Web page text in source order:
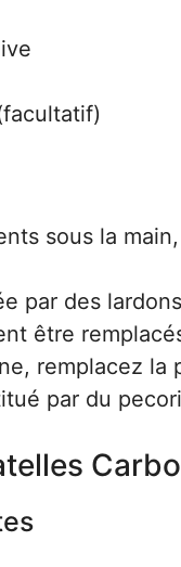
sous la
par des
être
remplacez
par du